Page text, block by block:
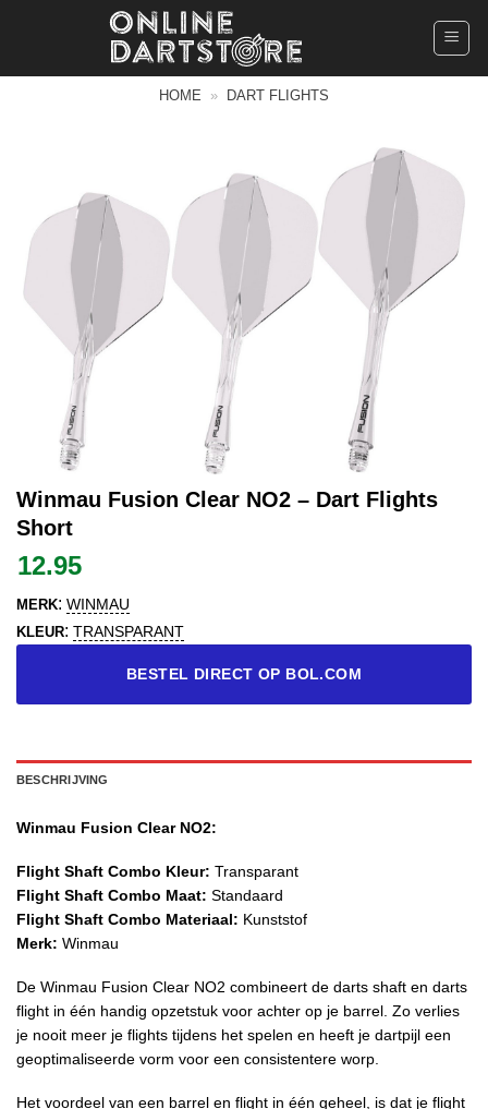
HOME » DART FLIGHTS
Winmau Fusion Clear NO2 – Dart Flights
Short
12.95
MERK: WINMAU
KLEUR: TRANSPARANT
BESTEL DIRECT OP BOL.COM
BESCHRIJVING
Winmau Fusion Clear NO2:
Flight Shaft Combo Kleur: Transparant
Flight Shaft Combo Maat: Standaard
Flight Shaft Combo Materiaal: Kunststof
Merk: Winmau
De Winmau Fusion Clear NO2 combineert de darts shaft en darts
flight in één handig opzetstuk voor achter op je barrel. Zo verlies
je nooit meer je flights tijdens het spelen en heeft je dartpijl een
geoptimaliseerde vorm voor een consistentere worp.
Het voordeel van een barrel en flight in één geheel, is dat je flight